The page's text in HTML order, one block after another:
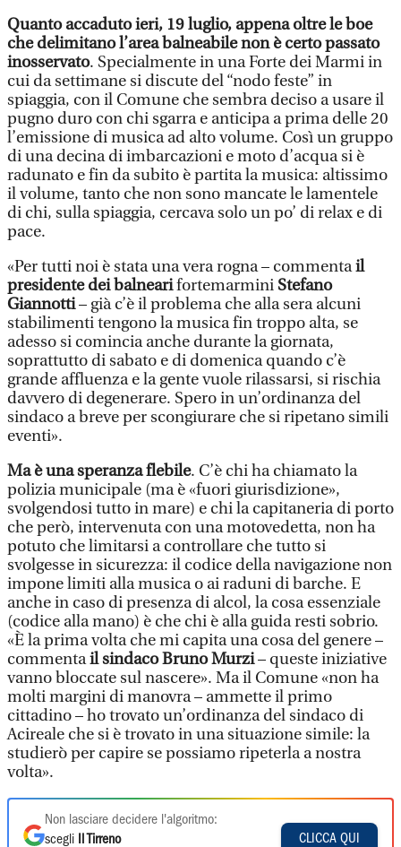
Quanto accaduto ieri, 19 luglio, appena oltre le boe
che delimitano l’area balneabile non è certo passato
inosservato. Specialmente in una Forte dei Marmi in
cui da settimane si discute del “nodo feste” in
spiaggia, con il Comune che sembra deciso a usare il
pugno duro con chi sgarra e anticipa a prima delle 20
l’emissione di musica ad alto volume. Così un gruppo
di una decina di imbarcazioni e moto d’acqua si è
radunato e fin da subito è partita la musica: altissimo
il volume, tanto che non sono mancate le lamentele
di chi, sulla spiaggia, cercava solo un po’ di relax e di
pace.
«Per tutti noi è stata una vera rogna – commentail
presidente dei balnearifortemarmini Stefano
Giannotti– già c’è il problema che alla sera alcuni
stabilimenti tengono la musica fin troppo alta, se
adesso si comincia anche durante la giornata,
soprattutto di sabato e di domenica quando c’è
grande affluenza e la gente vuole rilassarsi, si rischia
davvero di degenerare. Spero in un’ordinanza del
sindaco a breve per scongiurare che si ripetano simili
eventi».
Ma è una speranza flebile. C’è chi ha chiamato la
polizia municipale (ma è «fuori giurisdizione»,
svolgendosi tutto in mare) e chi la capitaneria di porto
che però, intervenuta con una motovedetta, non ha
potuto che limitarsi a controllare che tutto si
svolgesse in sicurezza: il codice della navigazione non
impone limiti alla musica o ai raduni di barche. E
anche in caso di presenza di alcol, la cosa essenziale
(codice alla mano) è che chi è alla guida resti sobrio.
«È la prima volta che mi capita una cosa del genere –
commentail sindaco Bruno Murzi– queste iniziative
vanno bloccate sul nascere». Ma il Comune «non ha
molti margini di manovra – ammette il primo
cittadino – ho trovato un’ordinanza del sindaco di
Acireale che si è trovato in una situazione simile: la
studierò per capire se possiamo ripeterla a nostra
volta».
Non lasciare decidere l'algoritmo:
scegli
Il Tirreno
CLICCA QUI